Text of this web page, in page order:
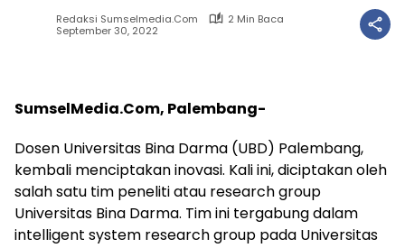
Redaksi Sumselmedia.com
2 Min Baca
September 30, 2022
SumselMedia.Com, Palembang-
Dosen Universitas Bina Darma (UBD) Palembang,
kembali menciptakan inovasi. Kali ini, diciptakan oleh
salah satu tim peneliti atau research group
Universitas Bina Darma. Tim ini tergabung dalam
intelligent system research group pada Universitas